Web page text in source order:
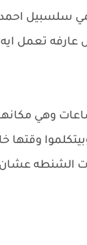
سلسبيل
عارفه تعمل
وهي
الشنطه